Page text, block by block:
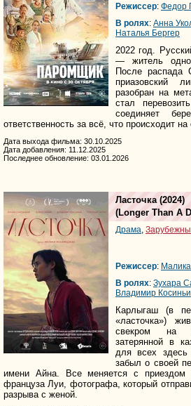
Режиссер: Федор
В ролях: Анна
Наталья Бергер
2022 год.
— житель
После распада
приазовский
разобран на
стал
соединяет
ответственность за всё, что происходит на
Дата выхода фильма: 30.10.2025
Дата добавления: 11.12.2025
Последнее обновление: 03.01.2026
Ласточка (2024)
(Longer Than A
Драма
Режиссер:
В ролях: Зухара
Владимир Косиньи
Карлыгаш (в
«ласточка»)
свекром на
затерянной в
для всех
забыл о своей
имени Айна. Все меняется с
француза Луи, фотографа, который
разрыва с женой.